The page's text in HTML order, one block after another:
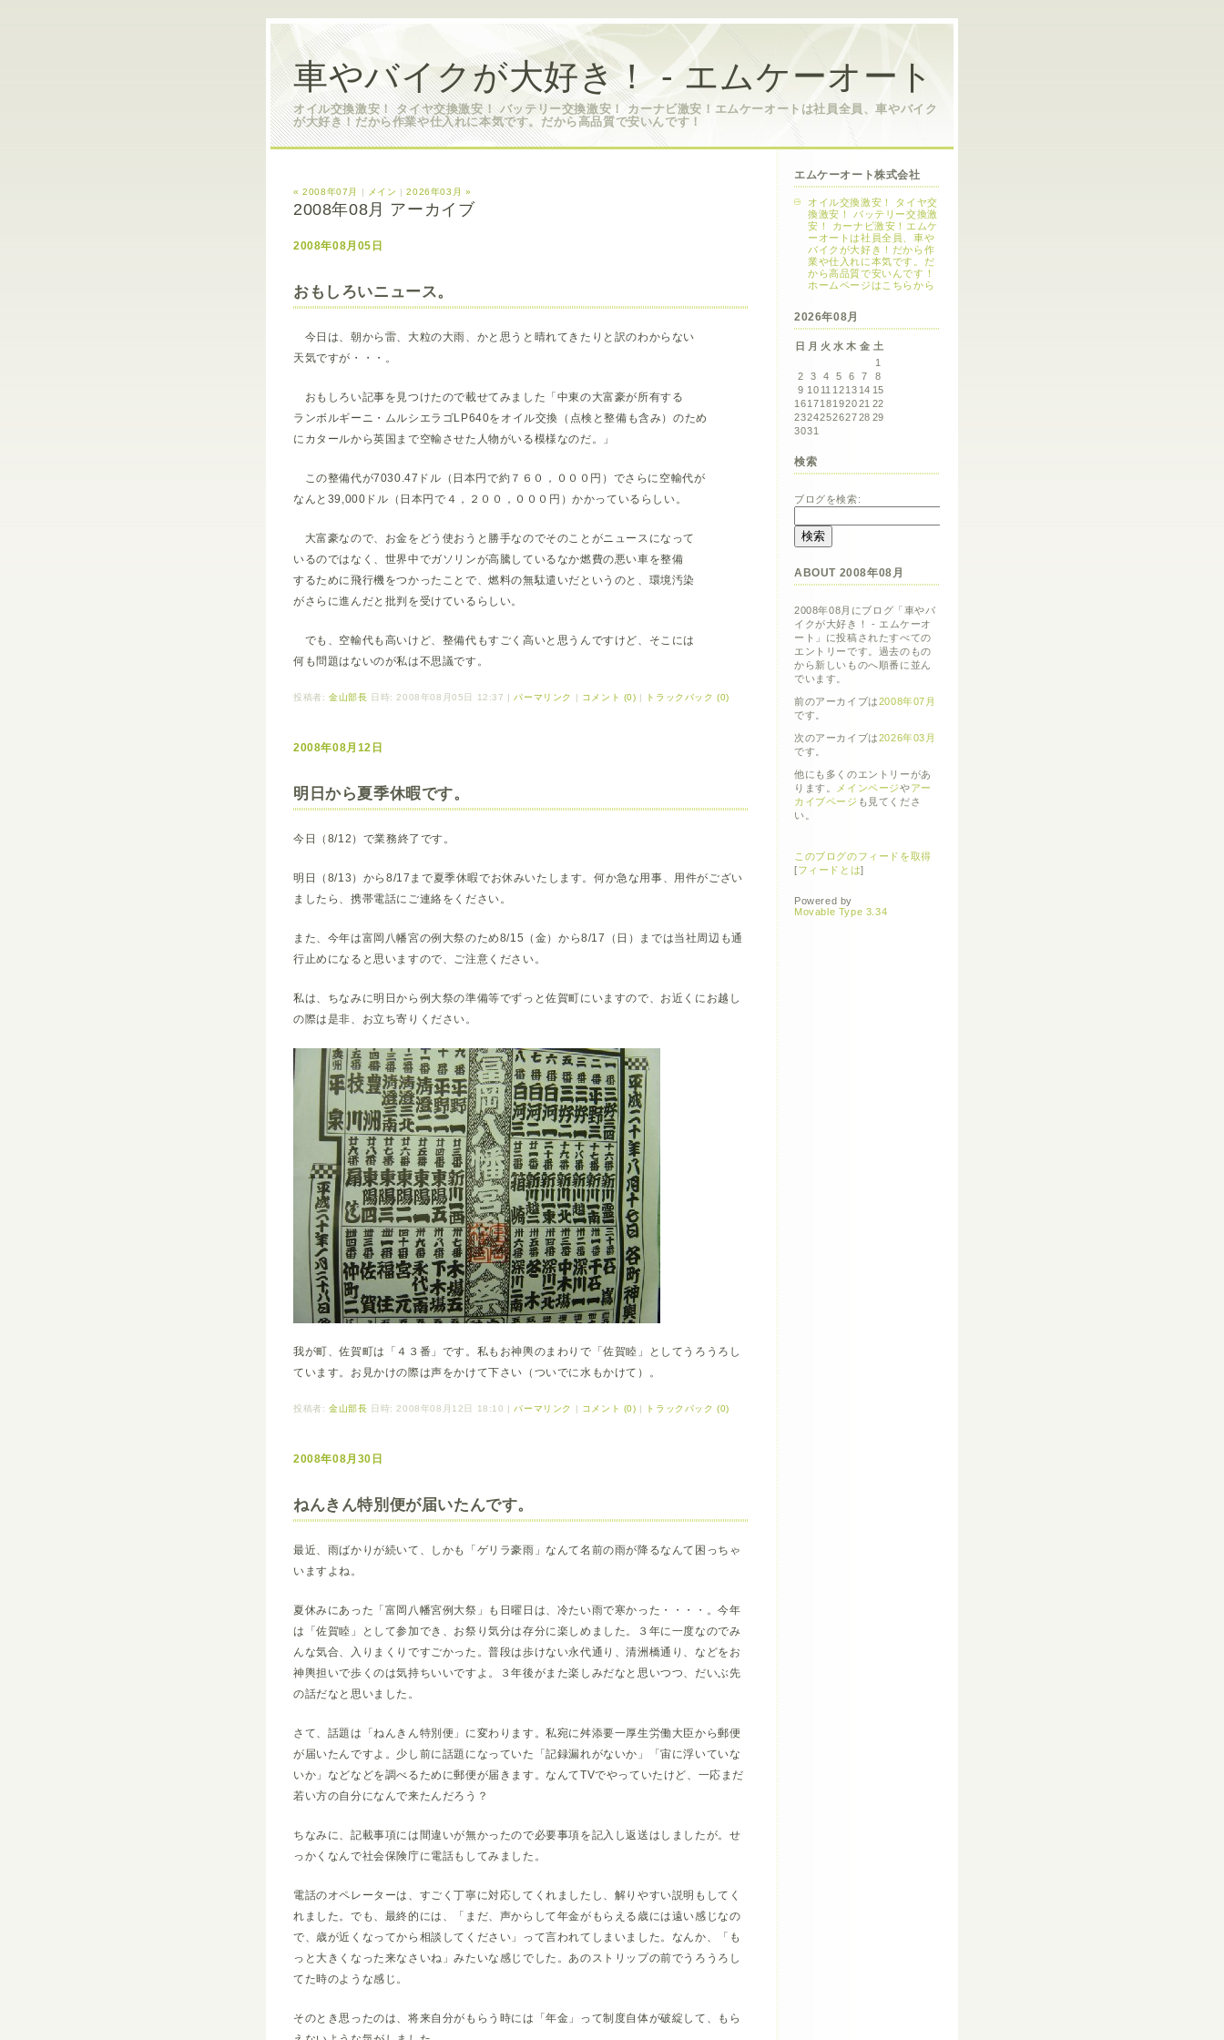
車やバイクが大好き！ - エムケーオート
オイル交換激安！ タイヤ交換激安！ バッテリー交換激安！ カーナビ激安！エムケーオートは社員全員、車やバイク
が大好き！だから作業や仕入れに本気です。だから高品質で安いんです！
« 2008年07月 | メイン |2026年03月 »
2008年08月 アーカイブ
2008年08月05日
おもしろいニュース。
今日は、朝から雷、大粒の大雨、かと思うと晴れてきたりと訳のわからない
天気ですが・・・。
おもしろい記事を見つけたので載せてみました「中東の大富豪が所有する
ランボルギーニ・ムルシエラゴLP640をオイル交換（点検と整備も含み）のため
にカタールから英国まで空輸させた人物がいる模様なのだ。」
この整備代が7030.47ドル（日本円で約７６０，０００円）でさらに空輸代が
なんと39,000ドル（日本円で４，２００，０００円）かかっているらしい。
大富豪なので、お金をどう使おうと勝手なのでそのことがニュースになって
いるのではなく、世界中でガソリンが高騰しているなか燃費の悪い車を整備
するために飛行機をつかったことで、燃料の無駄遣いだというのと、環境汚染
がさらに進んだと批判を受けているらしい。
でも、空輸代も高いけど、整備代もすごく高いと思うんですけど、そこには
何も問題はないのが私は不思議です。
投稿者: 金山部長 日時: 2008年08月05日 12:37 | パーマリンク | コメント (0) | トラックバック (0)
2008年08月12日
明日から夏季休暇です。
今日（8/12）で業務終了です。
明日（8/13）から8/17まで夏季休暇でお休みいたします。何か急な用事、用件がござい
ましたら、携帯電話にご連絡をください。
また、今年は富岡八幡宮の例大祭のため8/15（金）から8/17（日）までは当社周辺も通
行止めになると思いますので、ご注意ください。
私は、ちなみに明日から例大祭の準備等でずっと佐賀町にいますので、お近くにお越し
の際は是非、お立ち寄りください。
我が町、佐賀町は「４３番」です。私もお神輿のまわりで「佐賀睦」としてうろうろし
ています。お見かけの際は声をかけて下さい（ついでに水もかけて）。
投稿者: 金山部長 日時: 2008年08月12日 18:10 | パーマリンク | コメント (0) | トラックバック (0)
2008年08月30日
ねんきん特別便が届いたんです。
最近、雨ばかりが続いて、しかも「ゲリラ豪雨」なんて名前の雨が降るなんて困っちゃ
いますよね。
夏休みにあった「富岡八幡宮例大祭」も日曜日は、冷たい雨で寒かった・・・・。今年
は「佐賀睦」として参加でき、お祭り気分は存分に楽しめました。３年に一度なのでみ
んな気合、入りまくりですごかった。普段は歩けない永代通り、清洲橋通り、などをお
神輿担いで歩くのは気持ちいいですよ。３年後がまた楽しみだなと思いつつ、だいぶ先
の話だなと思いました。
さて、話題は「ねんきん特別便」に変わります。私宛に舛添要一厚生労働大臣から郵便
が届いたんですよ。少し前に話題になっていた「記録漏れがないか」「宙に浮いていな
いか」などなどを調べるために郵便が届きます。なんてTVでやっていたけど、一応まだ
若い方の自分になんで来たんだろう？
ちなみに、記載事項には間違いが無かったので必要事項を記入し返送はしましたが。せ
っかくなんで社会保険庁に電話もしてみました。
電話のオペレーターは、すごく丁寧に対応してくれましたし、解りやすい説明もしてく
れました。でも、最終的には、「まだ、声からして年金がもらえる歳には遠い感じなの
で、歳が近くなってから相談してください」って言われてしまいました。なんか、「も
っと大きくなった来なさいね」みたいな感じでした。あのストリップの前でうろうろし
てた時のような感じ。
そのとき思ったのは、将来自分がもらう時には「年金」って制度自体が破綻して、もら
エムケーオート株式会社
オイル交換激安！ タイヤ交
換激安！ バッテリー交換激
安！ カーナビ激安！エムケ
ーオートは社員全員、車や
バイクが大好き！だから作
業や仕入れに本気です。だ
から高品質で安いんです！
ホームページはこちらから
2026年08月
日 月 火 水 木 金 土
1
2
3 4 5 6 7
8
9 10 11 1213 14 15
161718192021 22
232425262728 29
3031
検索
ブログを検索:
ABOUT 2008年08月
2008年08月にブログ「車やバ
イクが大好き！ - エムケーオ
ート」に投稿されたすべての
エントリーです。過去のもの
から新しいものへ順番に並ん
でいます。
前のアーカイブは2008年07月
です。
次のアーカイブは2026年03月
です。
他にも多くのエントリーがあ
ります。
メインページやアー
カイブページ も見てくださ
い。
このブログのフィードを取得
[フィードとは]
Powered by
Movable Type 3.34